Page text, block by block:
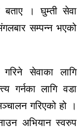
बताए । घुम्ती सेवा
सम्पन्न भएको
गरिने सेवाका लागि
गर्नका लागि वडा
गरिएको हो ।
अभियान स्वरुप